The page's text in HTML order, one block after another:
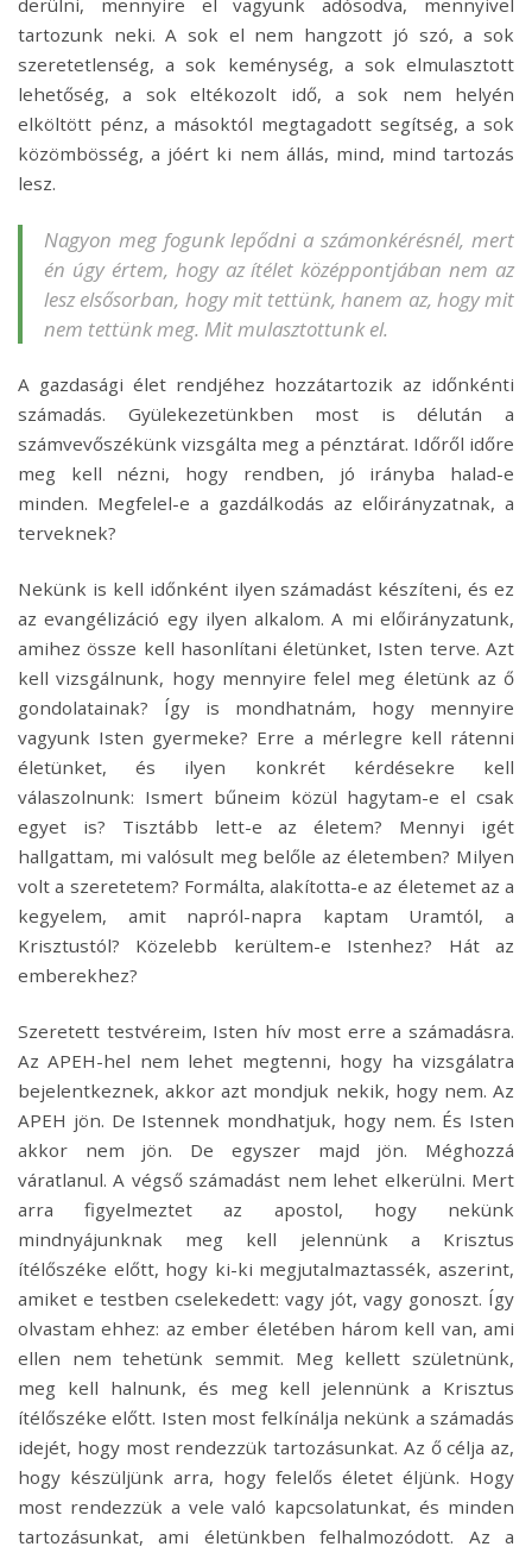
tartozunk neki. A sok el nem hangzott jó szó, a sok
szeretetlenség, a sok keménység, a sok elmulasztott
lehetőség, a sok eltékozolt idő, a sok nem helyén
elköltött pénz, a másoktól megtagadott segítség, a sok
közömbösség, a jóért ki nem állás, mind, mind tartozás
lesz.
Nagyon meg fogunk lepődni a számonkérésnél, mert
én úgy értem, hogy az ítélet középpontjában nem az
lesz elsősorban, hogy mit tettünk, hanem az, hogy mit
nem tettünk meg. Mit mulasztottunk el.
A gazdasági élet rendjéhez hozzátartozik az időnkénti
számadás. Gyülekezetünkben most is délután a
számvevőszékünk vizsgálta meg a pénztárat. Időről időre
meg kell nézni, hogy rendben, jó irányba halad-e
minden. Megfelel-e a gazdálkodás az előirányzatnak, a
terveknek?
Nekünk is kell időnként ilyen számadást készíteni, és ez
az evangélizáció egy ilyen alkalom. A mi előirányzatunk,
amihez össze kell hasonlítani életünket, Isten terve. Azt
kell vizsgálnunk, hogy mennyire felel meg életünk az ő
gondolatainak? Így is mondhatnám, hogy mennyire
vagyunk Isten gyermeke? Erre a mérlegre kell rátenni
életünket, és ilyen konkrét kérdésekre kell
válaszolnunk: Ismert bűneim közül hagytam-e el csak
egyet is? Tisztább lett-e az életem? Mennyi igét
hallgattam, mi valósult meg belőle az életemben? Milyen
volt a szeretetem? Formálta, alakította-e az életemet az a
kegyelem, amit napról-napra kaptam Uramtól, a
Krisztustól? Közelebb kerültem-e Istenhez? Hát az
emberekhez?
Szeretett testvéreim, Isten hív most erre a számadásra.
Az APEH-hel nem lehet megtenni, hogy ha vizsgálatra
bejelentkeznek, akkor azt mondjuk nekik, hogy nem. Az
APEH jön. De Istennek mondhatjuk, hogy nem. És Isten
akkor nem jön. De egyszer majd jön. Méghozzá
váratlanul. A végső számadást nem lehet elkerülni. Mert
arra figyelmeztet az apostol, hogy nekünk
mindnyájunknak meg kell jelennünk a Krisztus
ítélőszéke előtt, hogy ki-ki megjutalmaztassék, aszerint,
amiket e testben cselekedett: vagy jót, vagy gonoszt. Így
olvastam ehhez: az ember életében három kell van, ami
ellen nem tehetünk semmit. Meg kellett születnünk,
meg kell halnunk, és meg kell jelennünk a Krisztus
ítélőszéke előtt. Isten most felkínálja nekünk a számadás
idejét, hogy most rendezzük tartozásunkat. Az ő célja az,
hogy készüljünk arra, hogy felelős életet éljünk. Hogy
most rendezzük a vele való kapcsolatunkat, és minden
tartozásunkat, ami életünkben felhalmozódott. Az a